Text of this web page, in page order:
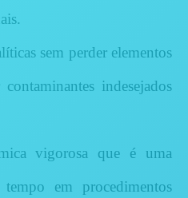
sem perder elementos
indesejados
vigorosa que é uma
em procedimentos